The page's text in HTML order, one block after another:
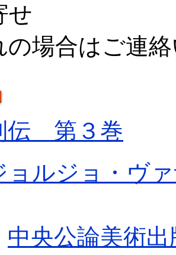
せ
の場合はご連
伝 第３巻
ョルジョ・ヴ
中央公論美術出